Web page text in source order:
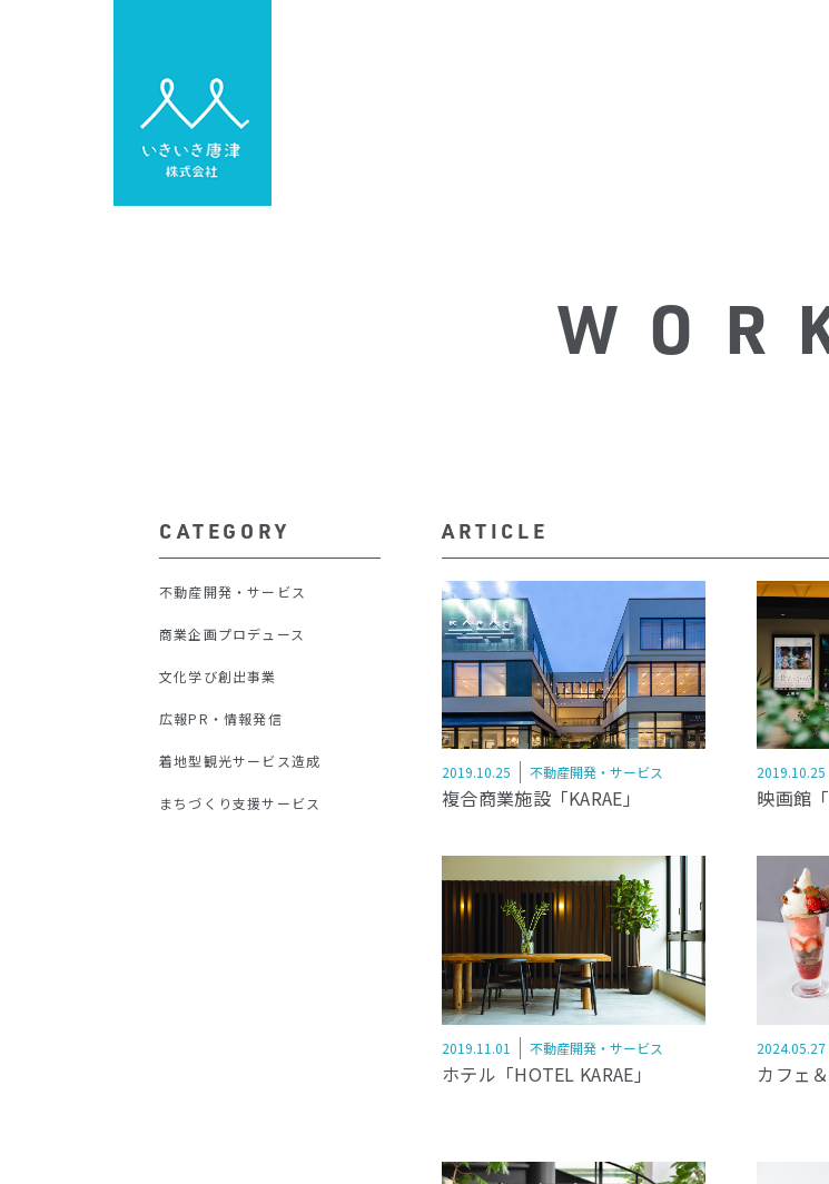
CATEGORY
不動産開発・サービス
商業企画プロデュース
文化学び創出事業
広報PR・情報発信
着地型観光サービス造成
まちづくり支援サービス
ARTICLE
2019.10.25 不動産開発・サービス
複合商業施設「KARAE」
2019.10.25
映画館
2019.11.01 不動産開発・サービス
ホテル「HOTEL KARAE」
2024.05.27
カフェ